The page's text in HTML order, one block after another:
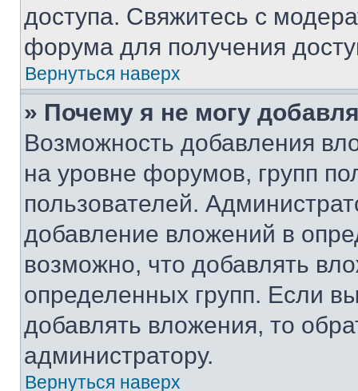
доступа. Свяжитесь с
форума для получения
Вернуться наверх
» Почему я не могу
Возможность добавления
на уровне форумов, групп
пользователей.
добавление вложений в
возможно, что добавлять
определенных групп. Если
добавлять вложения, то
администратору.
Вернуться наверх